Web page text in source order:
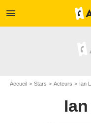
menu
Accueil Stars Acteurs Ian